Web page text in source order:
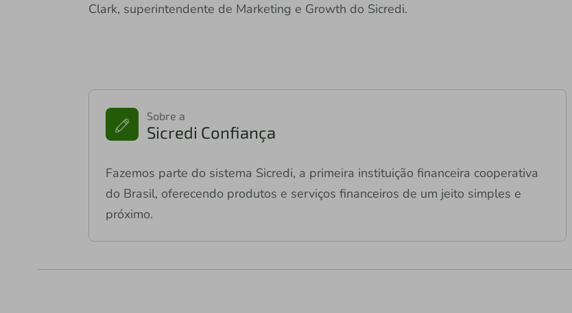
Clark, superintendente de Marketing e Growth do Sicredi.
Sobre a
Sicredi Confiança
Fazemos parte do sistema Sicredi, a primeira instituição financeira cooperativa
do Brasil, oferecendo produtos e serviços financeiros de um jeito simples e
próximo.